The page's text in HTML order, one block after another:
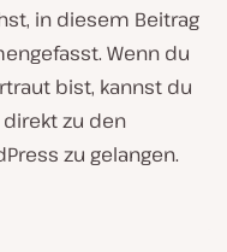
in diesem Beitrag
Wenn du
bist, kannst du
zu den
zu gelangen.